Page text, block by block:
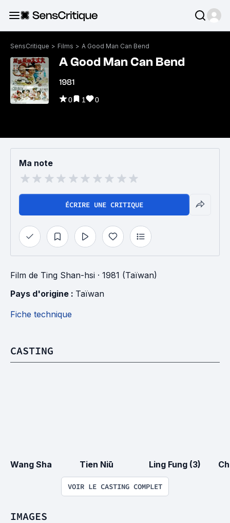
SensCritique > Films > A Good Man Can Bend
A Good Man Can Bend
1981
0 1 0
Ma note
ÉCRIRE UNE CRITIQUE
Film de Ting Shan-hsi · 1981 (Taïwan)
Pays d'origine : Taïwan
Fiche technique
CASTING
Wang Sha Tien Niū Ling Fung (3)
VOIR LE CASTING COMPLET
IMAGES